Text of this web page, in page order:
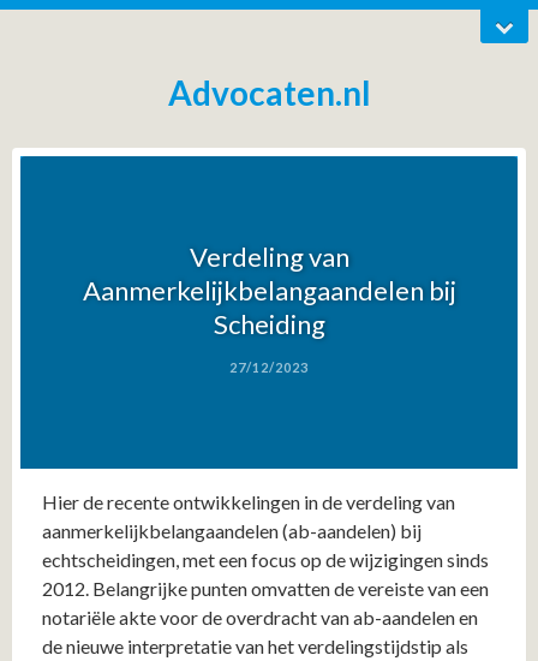
Advocaten.nl
Verdeling van
Aanmerkelijkbelangaandelen bij
Scheiding
27/12/2023
Hier de recente ontwikkelingen in de verdeling van
aanmerkelijkbelangaandelen (ab-aandelen) bij
echtscheidingen, met een focus op de wijzigingen sinds
2012. Belangrijke punten omvatten de vereiste van een
notariële akte voor de overdracht van ab-aandelen en
de nieuwe interpretatie van het verdelingstijdstip als